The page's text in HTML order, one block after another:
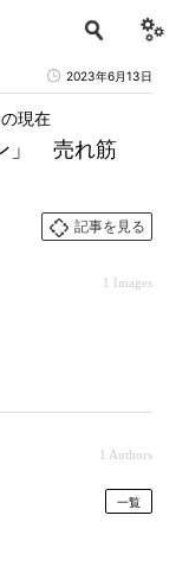
2023年6月13日
」 売れ筋
現在
記事を見る
1 Images
1 Authors
一覧